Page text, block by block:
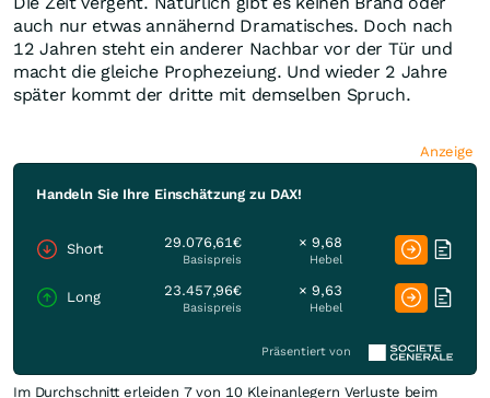
auch nur etwas annähernd Dramatisches. Doch nach
12 Jahren steht ein anderer Nachbar vor der Tür und
macht die gleiche Prophezeiung. Und wieder 2 Jahre
später kommt der dritte mit demselben Spruch.
Anzeige
Handeln Sie Ihre Einschätzung zu DAX!
Short 29.076,61€
Basispreis
× 9,68
Hebel
Long 23.457,96€
Basispreis
× 9,63
Hebel
Präsentiert von
Im Durchschnitt erleiden 7 von 10 Kleinanlegern Verluste beim